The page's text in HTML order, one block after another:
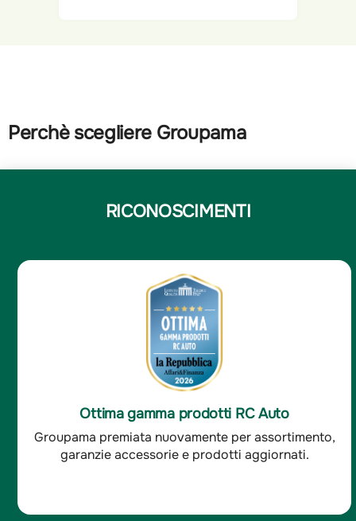
Perchè scegliere Groupama
RICONOSCIMENTI
Ottima soddisfazione clienti RC Auto
Groupama è stata premiata per l'ottima
soddisfazione dei clienti RC auto.